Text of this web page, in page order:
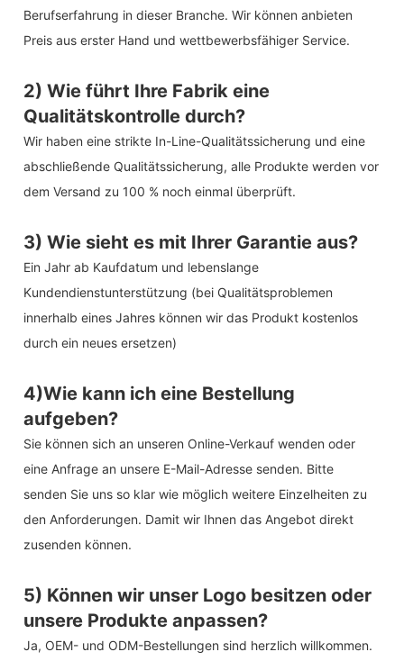
Berufserfahrung in dieser Branche. Wir können anbieten
Preis aus erster Hand und wettbewerbsfähiger Service.
2) Wie führt Ihre Fabrik eine
Qualitätskontrolle durch?
Wir haben eine strikte In-Line-Qualitätssicherung und eine
abschließende Qualitätssicherung, alle Produkte werden vor
dem Versand zu 100 % noch einmal überprüft.
3) Wie sieht es mit Ihrer Garantie aus?
Ein Jahr ab Kaufdatum und lebenslange
Kundendienstunterstützung (bei Qualitätsproblemen
innerhalb eines Jahres können wir das Produkt kostenlos
durch ein neues ersetzen)
4)Wie kann ich eine Bestellung
aufgeben?
Sie können sich an unseren Online-Verkauf wenden oder
eine Anfrage an unsere E-Mail-Adresse senden. Bitte
senden Sie uns so klar wie möglich weitere Einzelheiten zu
den Anforderungen. Damit wir Ihnen das Angebot direkt
zusenden können.
5) Können wir unser Logo besitzen oder
unsere Produkte anpassen?
Ja, OEM- und ODM-Bestellungen sind herzlich willkommen.